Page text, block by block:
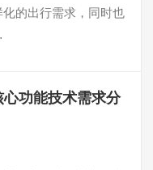
的出行需求，同时也
功能技术需求分